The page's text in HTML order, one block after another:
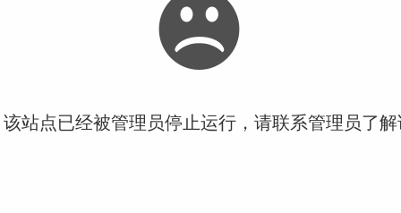
站点已经被管理员停止运行，请联系管理员了